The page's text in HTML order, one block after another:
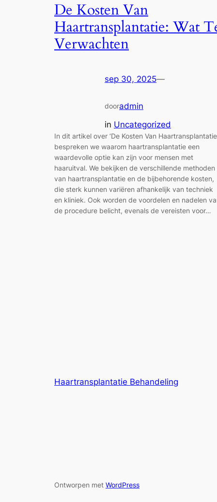
De Kosten Van
Haartransplantatie: Wat
Verwachten
sep 30, 2025—
dooradmin
in Uncategorized
In dit artikel over ‘De Kosten Van
bespreken we waarom haartransplantatie een
waardevolle optie kan zijn voor mensen met
haaruitval. We bekijken de verschillende methoden
van haartransplantatie en de bijbehorende kosten,
die sterk kunnen variëren afhankelijk van techniek
en kliniek. Ook worden de voordelen en nadelen
de procedure belicht, evenals de vereisten voor…
Haartransplantatie Behandeling
Ontworpen met WordPress